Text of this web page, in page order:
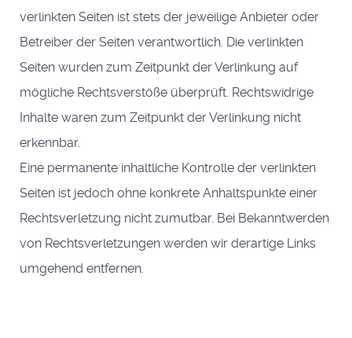
verlinkten Seiten ist stets der jeweilige Anbieter oder
Betreiber der Seiten verantwortlich. Die verlinkten
Seiten wurden zum Zeitpunkt der Verlinkung auf
mögliche Rechtsverstöße überprüft. Rechtswidrige
Inhalte waren zum Zeitpunkt der Verlinkung nicht
erkennbar.
Eine permanente inhaltliche Kontrolle der verlinkten
Seiten ist jedoch ohne konkrete Anhaltspunkte einer
Rechtsverletzung nicht zumutbar. Bei Bekanntwerden
von Rechtsverletzungen werden wir derartige Links
umgehend entfernen.